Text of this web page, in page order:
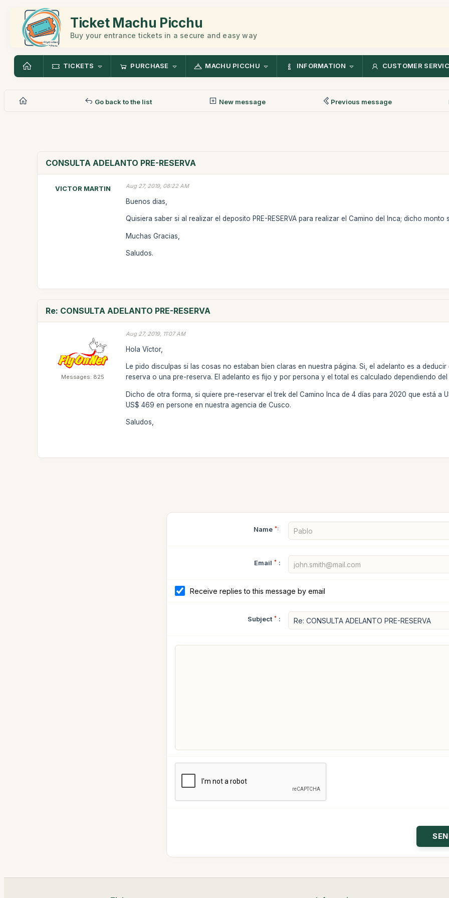
Ticket Machu Picchu
Buy your entrance tickets in a secure and easy way
TICKETS PURCHASE MACHU PICCHU INFORMATION CUSTOMER
Go back to the list New message Previous message
CONSULTA ADELANTO PRE-RESERVA
VICTOR MARTIN Aug 27, 2019, 08:22 AM
Buenos dias,
Quisiera saber si al realizar el deposito PRE-RESERVA para realizar el Camino del Inca; dicho
Muchas Gracias,
Saludos.
Re: CONSULTA ADELANTO PRE-RESERVA
Messages: 825
Aug 27, 2019, 11:07 AM
Hola Víctor,
Le pido disculpas si las cosas no estaban bien claras en nuestra página. Si, el adelanto es a
reserva o una pre-reserva. El adelanto es fijo y por persona y el total es calculado dependiendo
Dicho de otra forma, si quiere pre-reservar el trek del Camino Inca de 4 días para 2020 que está a
US$ 469 en persone en nuestra agencia de Cusco.
Saludos,
Name *:
Email * :
Receive replies to this message by email
Subject * :